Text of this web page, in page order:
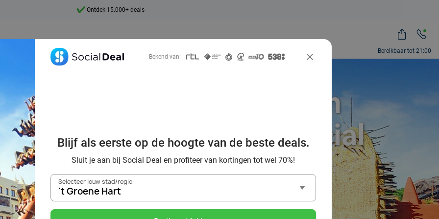
Bereikbaar tot 21:00
Ontdek 15.000+ deals
phantastische dag uit in
& met korting via Social
Deal
Bekend van:
Blijf als eerste op de hoogte van de beste deals.
Sluit je aan bij Social Deal en profiteer van kortingen tot wel 70%!
Selecteer jouw stad/regio:
't Groene Hart